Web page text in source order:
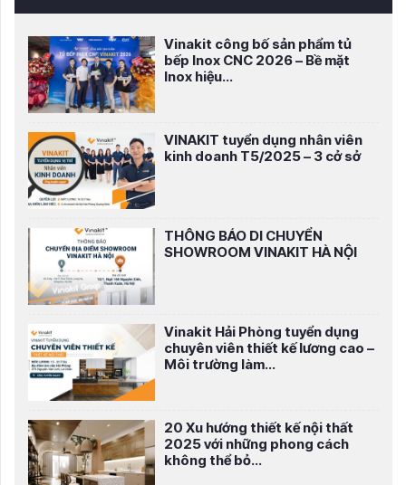
Vinakit công bố sản phẩm tủ
bếp Inox CNC 2026 – Bề mặt
Inox hiệu...
VINAKIT tuyển dụng nhân viên
kinh doanh T5/2025 – 3 cở sở
THÔNG BÁO DI CHUYỂN
SHOWROOM VINAKIT HÀ NỘI
Vinakit Hải Phòng tuyển dụng
chuyên viên thiết kế lương cao –
Môi trường làm...
20 Xu hướng thiết kế nội thất
2025 với những phong cách
không thể bỏ...